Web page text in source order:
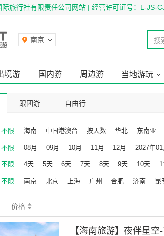
际旅行社有限责任公司网站 | 经营许可证号：L-JS-
南京 搜
境游 国内游 周边游 当地游玩
跟团游 自由行
不限 海南 中国港澳台 按天数 华北 东南亚
澳洲
海滨 西南 欧洲 古镇 西北 温
不限 08月 09月 10月 11月 12月 2027年01
不限 4天 5天 6天 7天 8天 9天 10天
不限 南京 北京 上海 广州 合肥 济南 昆
价格
【海南旅游】夜伴星